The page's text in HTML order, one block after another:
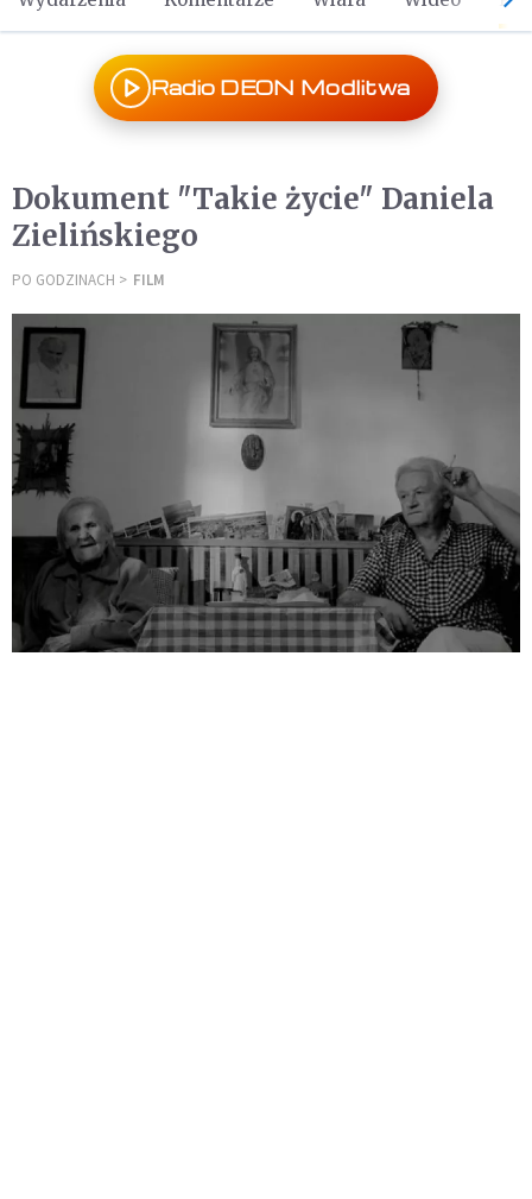
Radio DEON Modlitwa
Dokument "Takie życie" Daniela
Zielińskiego
PO GODZINACH FILM